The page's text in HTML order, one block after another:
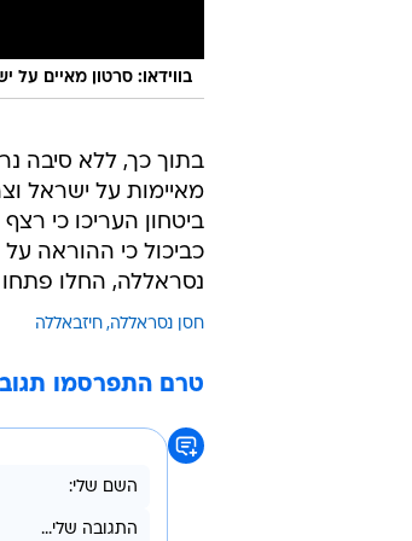
בווידאו: סרטון מאיים על ישראל
בתוך כך, ללא סיבה
מאיימות על ישראל
ביטחון העריכו כי
כביכול כי ההוראה
נסראללה, החלו פתחו
חסן נסראללה חיזבאללה
טרם התפרסמו